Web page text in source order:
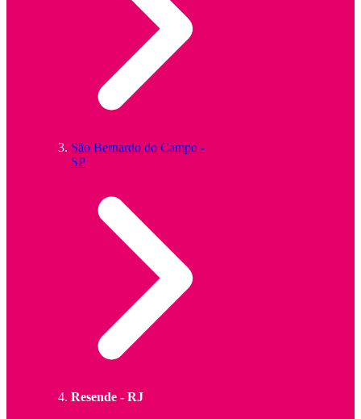
São Bernardo do Campo -
SP
Resende - RJ